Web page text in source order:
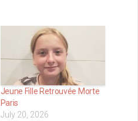
Jeune Fille Retrouvée Morte
Paris
July 20, 2026